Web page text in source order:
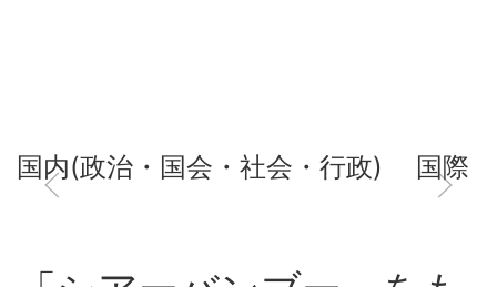
国内(政治・国会・社会・行政) 国際